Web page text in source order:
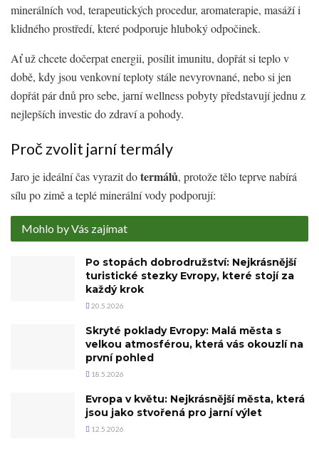
minerálních vod, terapeutických procedur, aromaterapie, masáží i
klidného prostředí, které podporuje hluboký odpočinek.
Ať už chcete dočerpat energii, posílit imunitu, dopřát si teplo v
době, kdy jsou venkovní teploty stále nevyrovnané, nebo si jen
dopřát pár dnů pro sebe, jarní wellness pobyty představují jednu z
nejlepších investic do zdraví a pohody.
Proč zvolit jarní termály
Jaro je ideální čas vyrazit dotermálů, protože tělo teprve nabírá
sílu po zimě a teplé minerální vody podporují:
Mohlo by Vás zajímat
Po stopách dobrodružství: Nejkrásnější
turistické stezky Evropy, které stojí za
každý krok
20.5.2026
Skryté poklady Evropy: Malá města s
velkou atmosférou, která vás okouzlí na
první pohled
18.5.2026
Evropa v květu: Nejkrásnější města, která
jsou jako stvořená pro jarní výlet
12.5.2026